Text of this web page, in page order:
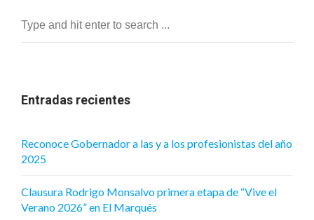
Entradas recientes
Reconoce Gobernador a las y a los profesionistas del año
2025
Clausura Rodrigo Monsalvo primera etapa de “Vive el
Verano 2026” en El Marqués